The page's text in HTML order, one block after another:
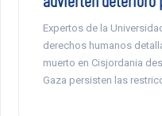
Expertos de la
derechos humanos
muerto en Cisjordania
Gaza persisten las